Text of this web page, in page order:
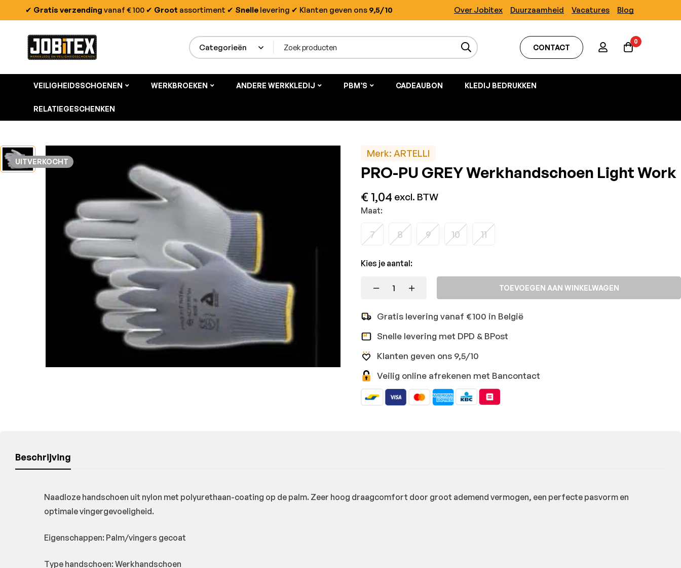
✔ Gratis verzending vanaf € 100 ✔ Groot assortiment ✔ Snelle levering ✔ Klanten geven ons 9,5/10 Over Jobitex Duurzaamheid Vacatures Blog
CONTACT
0
VEILIGHEIDSSCHOENEN WERKBROEKEN ANDERE WERKKLEDIJ PBM’S CADEAUBON KLEDIJ BEDRUKKEN
RELATIEGESCHENKEN
UITVERKOCHT
Merk: ARTELLI
PRO-PU GREY Werkhandschoen Light Work
€ 1,04 excl. BTW
Maat:
7 8 9 10 11
Kies je aantal:
TOEVOEGEN AAN WINKELWAGEN
Gratis levering vanaf €100 in België
Snelle levering met DPD & BPost
Klanten geven ons 9,5/10
Veilig online afrekenen met Bancontact
Beschrijving
Naadloze handschoen uit nylon met polyurethaan-coating op de palm. Zeer hoog draagcomfort door groot ademend vermogen, een perfecte pasvorm en
optimale vingergevoeligheid.
Eigenschappen: Palm/vingers gecoat
Type handschoen: Werkhandschoen